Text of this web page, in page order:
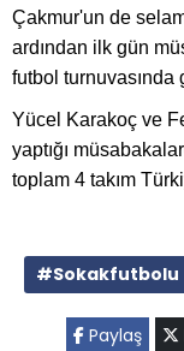
Çakmur'un de
ardından ilk gün
futbol
Yücel Karakoç ve
yaptığı
toplam 4 takım
#Sokakfutbolu
Paylaş